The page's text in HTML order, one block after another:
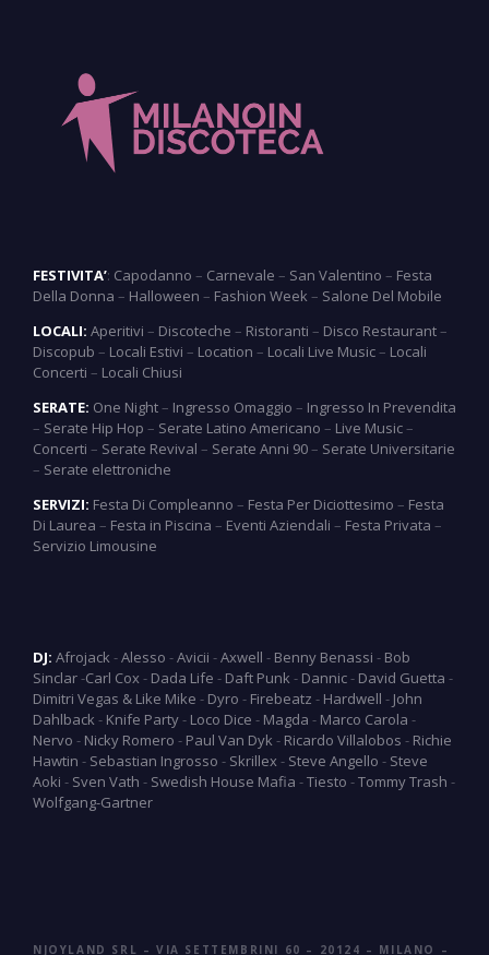
FESTIVITA’: Capodanno – Carnevale – San Valentino – Festa
Della Donna – Halloween – Fashion Week – Salone Del Mobile
LOCALI: Aperitivi – Discoteche – Ristoranti – Disco Restaurant–
Discopub – Locali Estivi – Location – Locali Live Music– Locali
Concerti – Locali Chiusi
SERATE: One Night– Ingresso Omaggio – Ingresso In Prevendita
– Serate Hip Hop – Serate Latino Americano – Live Music–
Concerti – Serate Revival – Serate Anni 90– Serate Universitarie
– Serate elettroniche
SERVIZI: Festa Di Compleanno – Festa Per Diciottesimo – Festa
Di Laurea – Festa in Piscina – Eventi Aziendali – Festa Privata –
Servizio Limousine
DJ: Afrojack -Alesso -Avicii -Axwell - Benny Benassi - Bob
Sinclar-Carl Cox- Dada Life - Daft Punk - Dannic- David Guetta -
Dimitri Vegas & Like Mike - Dyro - Firebeatz - Hardwell - John
Dahlback - Knife Party- Loco Dice - Magda - Marco Carola -
Nervo - Nicky Romero - Paul Van Dyk - Ricardo Villalobos - Richie
Hawtin - Sebastian Ingrosso - Skrillex- Steve Angello - Steve
Aoki - Sven Vath - Swedish House Mafia -Tiesto -Tommy Trash -
Wolfgang-Gartner
NJOYLAND SRL – VIA SETTEMBRINI 60 – 20124 – MILANO –